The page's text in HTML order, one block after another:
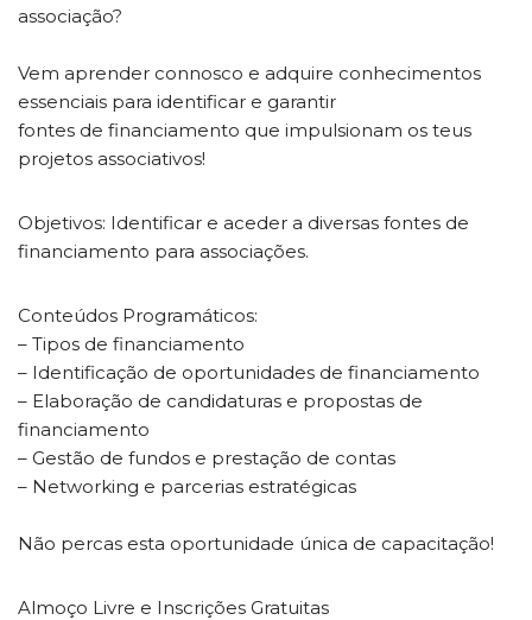
associação?
Vem aprender connosco e adquire conhecimentos
essenciais para identificar e garantir
fontes de financiamento que impulsionam os teus
projetos associativos!
Objetivos: Identificar e aceder a diversas fontes de
financiamento para associações.
Conteúdos Programáticos:
– Tipos de financiamento
– Identificação de oportunidades de financiamento
– Elaboração de candidaturas e propostas de
financiamento
– Gestão de fundos e prestação de contas
– Networking e parcerias estratégicas
Não percas esta oportunidade única de capacitação!
Almoço Livre e Inscrições Gratuitas